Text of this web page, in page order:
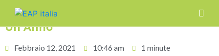
Un Anno
Febbraio 12, 2021 10:46 am 1 minute